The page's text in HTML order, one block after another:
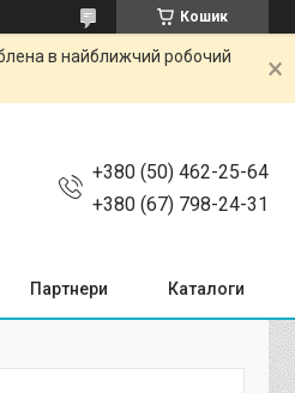
Кошик
в найближчий робочий
+380 (50) 462-25-64
+380 (67) 798-24-31
Партнери Каталоги